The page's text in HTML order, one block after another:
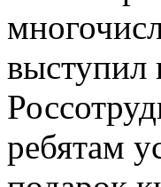
выступил
ребятам